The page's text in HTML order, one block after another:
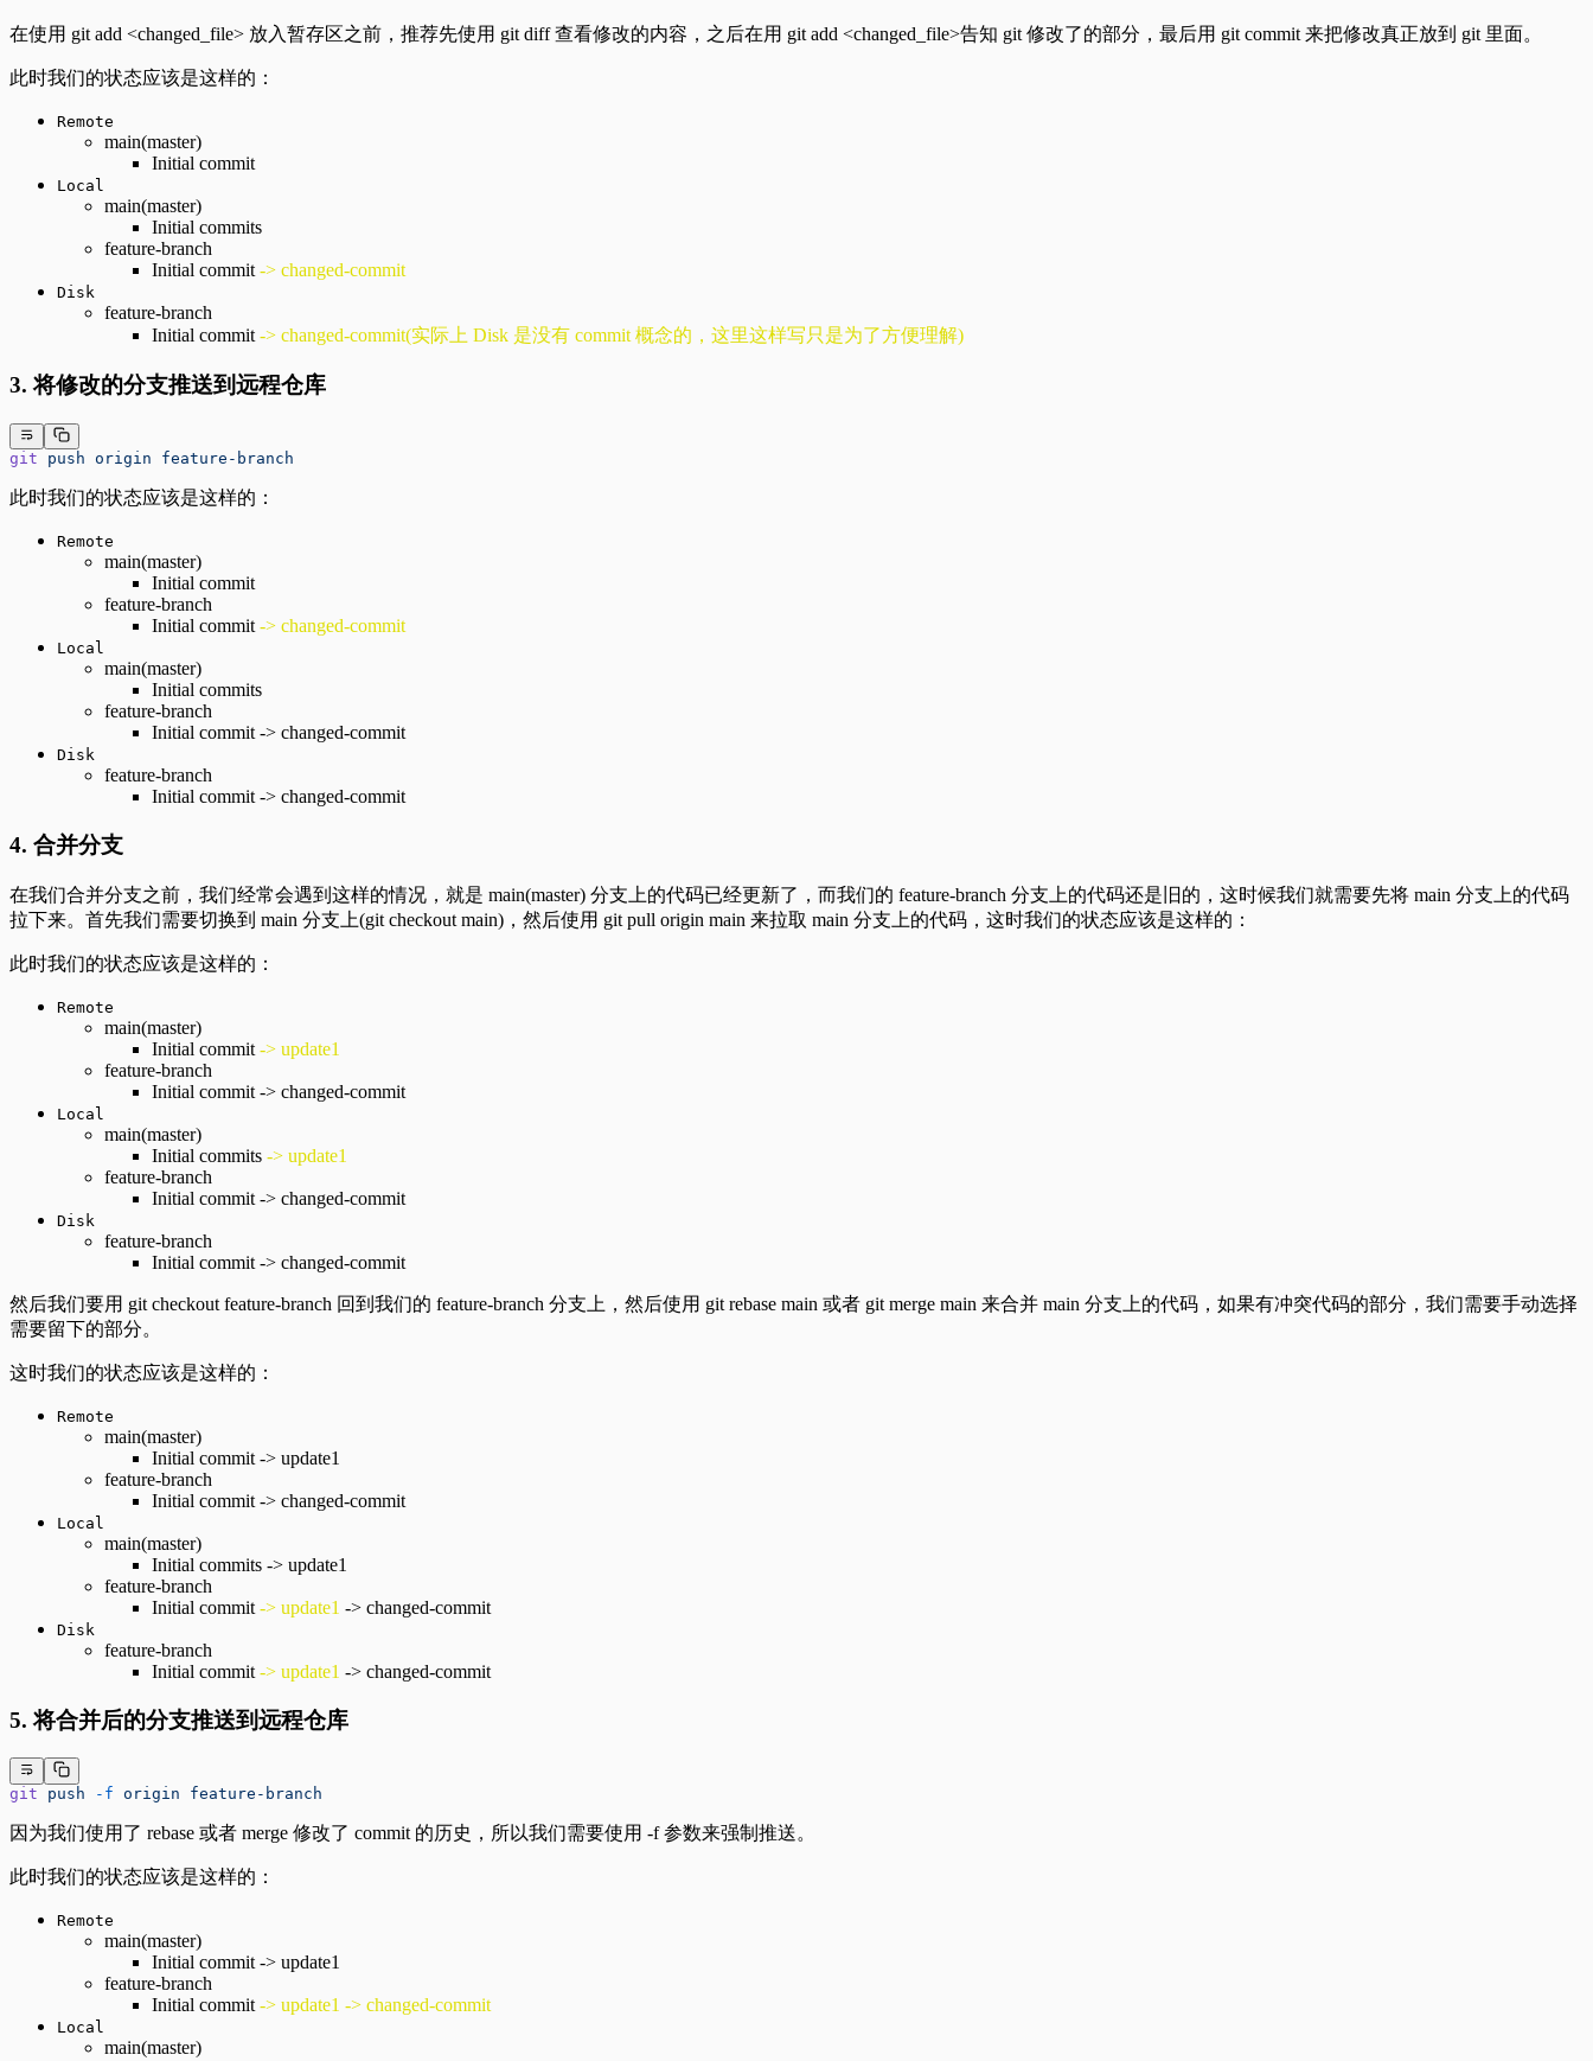
在使用 git add <changed_file> 放入暂存区之前，推荐先使用 git diff 查看修改的内容，之后在用 git add <changed_file>告知 git 修改了的部分，最后用 git commit 来把修改真正放到 git 里面。
此时我们的状态应该是这样的：
Remote
main(master)
Initial commit
Local
main(master)
Initial commits
feature-branch
Initial commit -> changed-commit
Disk
feature-branch
Initial commit -> changed-commit(实际上 Disk 是没有 commit 概念的，这里这样写只是为了方便理解)
3. 将修改的分支推送到远程仓库
git push origin feature-branch
此时我们的状态应该是这样的：
Remote
main(master)
Initial commit
feature-branch
Initial commit-> changed-commit
Local
main(master)
Initial commits
feature-branch
Initial commit -> changed-commit
Disk
feature-branch
Initial commit -> changed-commit
4. 合并分支
在我们合并分支之前，我们经常会遇到这样的情况，就是 main(master) 分支上的代码已经更新了，而我们的 feature-branch 分支上的代码还是旧的，这时候我们就需要先将 main 分支上的代码
拉下来。首先我们需要切换到 main 分支上(git checkout main)，然后使用 git pull origin main 来拉取 main 分支上的代码，这时我们的状态应该是这样的：
此时我们的状态应该是这样的：
Remote
main(master)
Initial commit -> update1
feature-branch
Initial commit -> changed-commit
Local
main(master)
Initial commits -> update1
feature-branch
Initial commit -> changed-commit
Disk
feature-branch
Initial commit -> changed-commit
然后我们要用 git checkout feature-branch 回到我们的 feature-branch 分支上，然后使用 git rebase main 或者 git merge main 来合并 main 分支上的代码，如果有冲突代码的部分，我们需要手动选择
需要留下的部分。
这时我们的状态应该是这样的：
Remote
main(master)
Initial commit -> update1
feature-branch
Initial commit -> changed-commit
Local
main(master)
Initial commits -> update1
feature-branch
Initial commit -> update1 -> changed-commit
Disk
feature-branch
Initial commit -> update1 -> changed-commit
5. 将合并后的分支推送到远程仓库
git push -f origin feature-branch
因为我们使用了 rebase 或者 merge 修改了 commit 的历史，所以我们需要使用 -f 参数来强制推送。
此时我们的状态应该是这样的：
Remote
main(master)
Initial commit -> update1
feature-branch
Initial commit -> update1 -> changed-commit
Local
main(master)